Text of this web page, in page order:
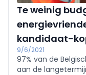
Te weinig
kandidaat-
9/6/2021
97% van de
aan de